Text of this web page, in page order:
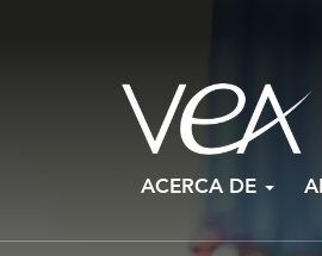
ACERCA DE